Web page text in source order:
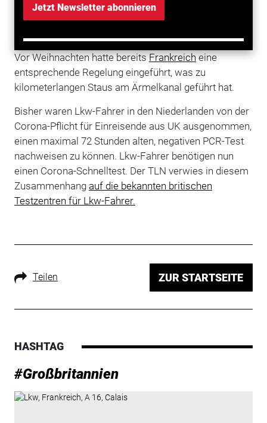
Jetzt Newsletter abonnieren
Internationaler Straßenverkehrsunternehmen
Österreichs unter Berufung auf den niederländischen
Vor Weihnachten hatte bereitsFrankreicheine
entsprechende Regelung eingeführt, was zu
kilometerlangen Staus am Ärmelkanal geführt hat.
Bisher waren Lkw-Fahrer in den Niederlanden von der
Corona-Pflicht für Einreisende aus UK ausgenommen,
einen maximal 72 Stunden alten, negativen PCR-Test
nachweisen zu können. Lkw-Fahrer benötigen nun
einen Corona-Schnelltest. Der TLN verwies in diesem
Zusammenhang auf die bekannten britischen
Testzentren für Lkw-Fahrer.
Teilen ZUR STARTSEITE
HASHTAG
#Großbritannien